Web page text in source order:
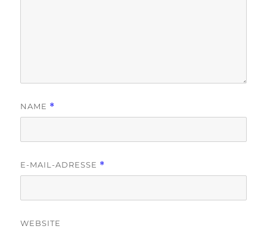
NAME *
E-MAIL-ADRESSE *
WEBSITE